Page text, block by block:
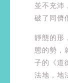
並不充沛
破了同儕
靜態的形
態的勢，
子的《道
法地，地